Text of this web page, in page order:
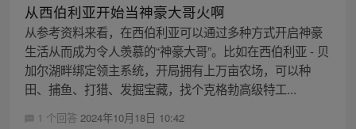
从西伯利亚开始当神豪大哥火啊
从参考资料来看，在西伯利亚可以通过多种方式开启神豪
生活从而成为令人羡慕的“神豪大哥”。比如在西伯利亚 - 贝
加尔湖畔绑定领主系统，开局拥有上万亩农场，可以种
田、捕鱼、打猎、发掘宝藏，找个克格勃高级特工...
1 个回答 2024年10月18日 10:42